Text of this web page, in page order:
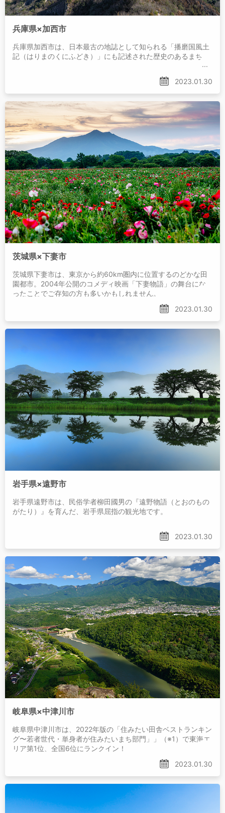
兵庫県×加西市
兵庫県加西市は、日本最古の地誌として知られる「播磨国風土
記（はりまのくにふどき）」にも記述された歴史のあるまち。
2023.01.30
茨城県×下妻市
茨城県下妻市は、東京から約60km圏内に位置するのどかな田
園都市。2004年公開のコメディ映画「下妻物語」の舞台にな
ったことでご存知の方も多いかもしれません。
2023.01.30
岩手県×遠野市
岩手県遠野市は、民俗学者柳田國男の『遠野物語（とおのもの
がたり）』を育んだ、岩手県屈指の観光地です。
2023.01.30
岐阜県×中津川市
岐阜県中津川市は、2022年版の「住みたい田舎ベストランキン
グ〜若者世代・単身者が住みたいまち部門」」（※1）で東海エ
リア第1位、全国6位にランクイン！
2023.01.30